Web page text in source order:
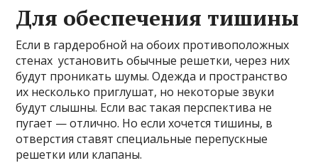
Для обеспечения тишины
Если в гардеробной на обоих противоположных
стенах установить обычные решетки, через них
будут проникать шумы. Одежда и пространство
их несколько приглушат, но некоторые звуки
будут слышны. Если вас такая перспектива не
пугает — отлично. Но если хочется тишины, в
отверстия ставят специальные перепускные
решетки или клапаны.